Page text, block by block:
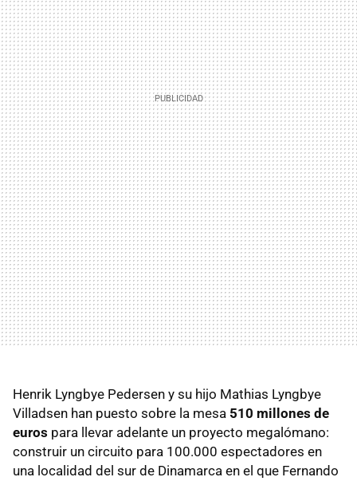
Henrik Lyngbye Pedersen y su hijo Mathias Lyngbye
Villadsen han puesto sobre la mesa 510 millones de
euros para llevar adelante un proyecto megalómano:
construir un circuito para 100.000 espectadores en
una localidad del sur de Dinamarca en el que Fernando